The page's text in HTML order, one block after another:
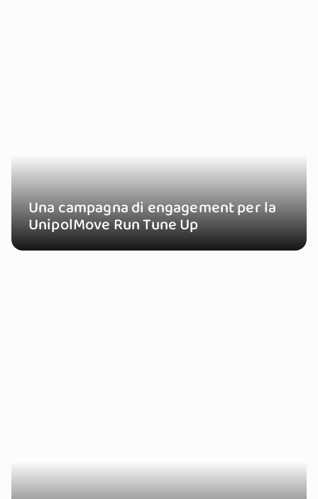
Una campagna di engagement per la
UnipolMove Run Tune Up